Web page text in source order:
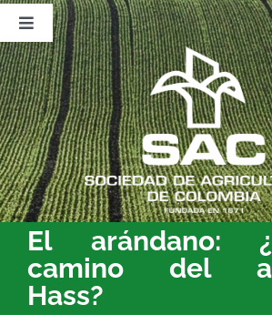
Saltar
contenido
Toggle
Navigation
Nosotros
Publicaciones
Sala de Prensa
Eventos
El arándano:
camino del
Hass?